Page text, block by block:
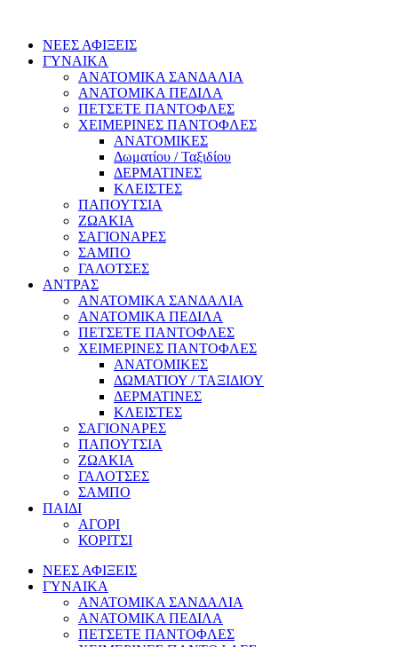
ΝΕΕΣ ΑΦΙΞΕΙΣ
ΓΥΝΑΙΚΑ
ΑΝΑΤΟΜΙΚΑ ΣΑΝΔΑΛΙΑ
ΑΝΑΤΟΜΙΚΑ ΠΕΔΙΛΑ
ΠΕΤΣΕΤΕ ΠΑΝΤΟΦΛΕΣ
ΧΕΙΜΕΡΙΝΕΣ ΠΑΝΤΟΦΛΕΣ
ΑΝΑΤΟΜΙΚΕΣ
Δωματίου / Ταξιδίου
ΔΕΡΜΑΤΙΝΕΣ
ΚΛΕΙΣΤΕΣ
ΠΑΠΟΥΤΣΙΑ
ΖΩΑΚΙΑ
ΣΑΓΙΟΝΑΡΕΣ
ΣΑΜΠΟ
ΓΑΛΟΤΣΕΣ
ΑΝΤΡΑΣ
ΑΝΑΤΟΜΙΚΑ ΣΑΝΔΑΛΙΑ
ΑΝΑΤΟΜΙΚΑ ΠΕΔΙΛΑ
ΠΕΤΣΕΤΕ ΠΑΝΤΟΦΛΕΣ
ΧΕΙΜΕΡΙΝΕΣ ΠΑΝΤΟΦΛΕΣ
ΑΝΑΤΟΜΙΚΕΣ
ΔΩΜΑΤΙΟΥ / ΤΑΞΙΔΙΟΥ
ΔΕΡΜΑΤΙΝΕΣ
ΚΛΕΙΣΤΕΣ
ΣΑΓΙΟΝΑΡΕΣ
ΠΑΠΟΥΤΣΙΑ
ΖΩΑΚΙΑ
ΓΑΛΟΤΣΕΣ
ΣΑΜΠΟ
ΠΑΙΔΙ
ΑΓΟΡΙ
ΚΟΡΙΤΣΙ
ΝΕΕΣ ΑΦΙΞΕΙΣ
ΓΥΝΑΙΚΑ
ΑΝΑΤΟΜΙΚΑ ΣΑΝΔΑΛΙΑ
ΑΝΑΤΟΜΙΚΑ ΠΕΔΙΛΑ
ΠΕΤΣΕΤΕ ΠΑΝΤΟΦΛΕΣ